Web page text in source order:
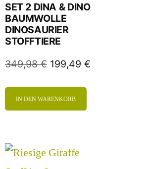
SET 2 DINA & DINO
BAUMWOLLE
DINOSAURIER
STOFFTIERE
349,98€ 199,49 €
IN DEN WARENKORB